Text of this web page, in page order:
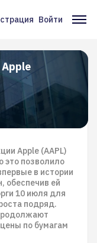
Войти
Apple (AAPL)
это позволило
в истории
обеспечив ей
10 июля для
подряд.
по бумагам